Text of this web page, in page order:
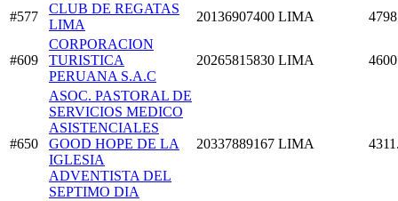
#577
CLUB DE REGATAS
LIMA
20136907400 LIMA
#609
CORPORACION
TURISTICA
PERUANA S.A.C
20265815830 LIMA
#650
ASOC. PASTORAL DE
SERVICIOS MEDICO
ASISTENCIALES
GOOD HOPE DE LA
IGLESIA
ADVENTISTA DEL
SEPTIMO DIA
20337889167 LIMA